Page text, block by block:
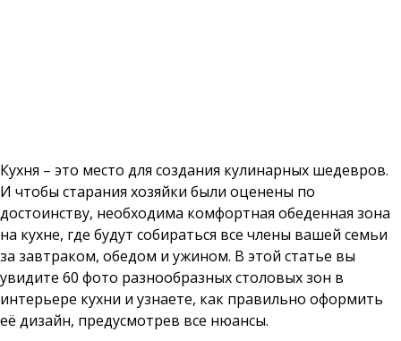
Кухня – это место для создания кулинарных шедевров.
И чтобы старания хозяйки были оценены по
достоинству, необходима комфортная обеденная зона
на кухне, где будут собираться все члены вашей семьи
за завтраком, обедом и ужином. В этой статье вы
увидите 60 фото разнообразных столовых зон в
интерьере кухни и узнаете, как правильно оформить
её дизайн, предусмотрев все нюансы.